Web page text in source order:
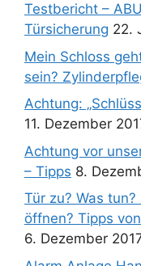
Testbericht –
Türsicherung 22.
Mein Schloss
sein?
Achtung:
11. Dezember
Achtung vor
– Tipps 8.
Tür zu? Was
öffnen? Tipps
6. Dezember